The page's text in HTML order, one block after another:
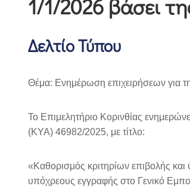
1/1/2026 βάσει
Δελτίο Τύπου
Θέμα: Ενημέρωση επιχειρήσεων για
Το Επιμελητήριο Κορινθίας
(ΚΥΑ) 46982/2025, με τίτλο:
«Καθορισμός κριτηρίων επιβολής
υπόχρεους εγγραφής στο Γενικό